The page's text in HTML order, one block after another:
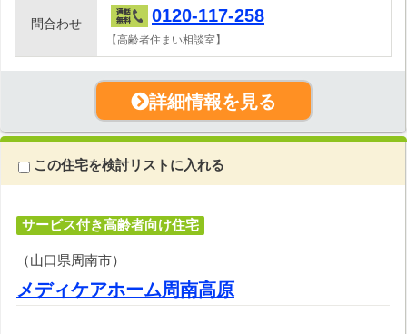
問合わせ 0120-117-258
【高齢者住まい相談室】
詳細情報を見る
この住宅を検討リストに入れる
サービス付き高齢者向け住宅
（山口県周南市）
メディケアホーム周南高原